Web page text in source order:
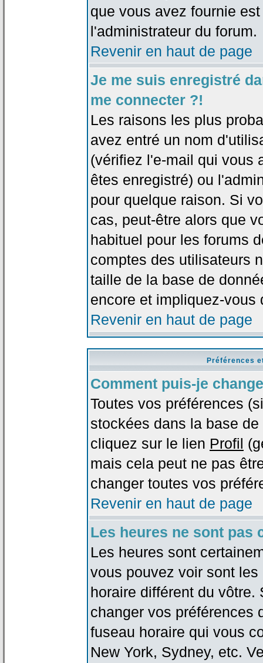
que vous avez fournie
l'administrateur du forum.
Revenir en haut de page
Je me suis enregistré
me connecter ?!
Les raisons les plus
avez entré un nom
(vérifiez l'e-mail qui vous
êtes enregistré) ou
pour quelque raison. Si
cas, peut-être alors que
habituel pour les forums
comptes des utilisateurs
taille de la base de
encore et impliquez-
Revenir en haut de page
Préférences
Comment puis-je
Toutes vos préférences
stockées dans la base
cliquez sur le lien Profil
mais cela peut ne pas
changer toutes vos
Revenir en haut de page
Les heures ne sont pas
Les heures sont
vous pouvez voir sont
horaire différent du
changer vos préférences
fuseau horaire qui vous
New York, Sydney, etc.